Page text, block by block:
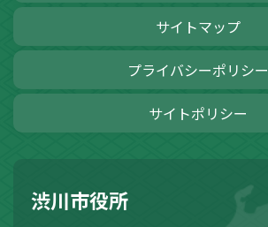
サイトマップ
プライバシーポリシー
サイトポリシー
渋川市役所